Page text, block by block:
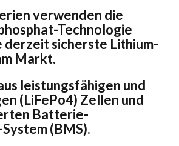
verwenden die
Technologie
derzeit sicherste Lithium-
Markt.
leistungsfähigen und
(LiFePo4) Zellen und
Batterie-
(BMS).